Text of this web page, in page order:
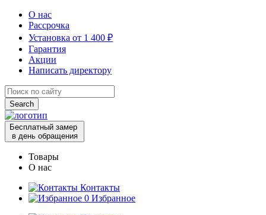
О нас
Рассрочка
Установка от 1 400 ₽
Гарантия
Акции
Написать директору
Search
for:
Бесплатный замер
в день обращения
Товары
О нас
Контакты
0 Избранное